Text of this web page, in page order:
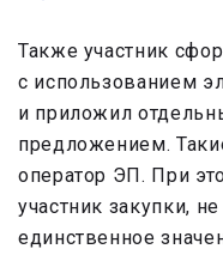
Также участник
с использованием
и приложил
предложением.
оператор ЭП. При
участник закупки,
единственное